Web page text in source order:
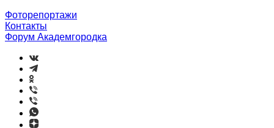
Фоторепортажи
Контакты
Форум Академгородка